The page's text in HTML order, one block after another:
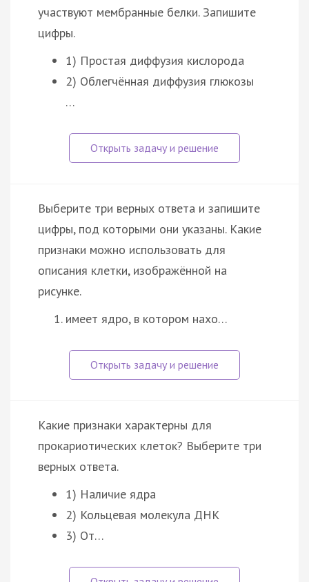
участвуют мембранные белки. Запишите
цифры.
1) Простая диффузия кислорода
2) Облегчённая диффузия глюкозы
…
Выберите три верных ответа и запишите
цифры, под которыми они указаны. Какие
признаки можно использовать для
описания клетки, изображённой на
рисунке.
имеет ядро, в котором нахо…
Какие признаки характерны для
прокариотических клеток? Выберите три
верных ответа.
1) Наличие ядра
2) Кольцевая молекула ДНК
3) От…